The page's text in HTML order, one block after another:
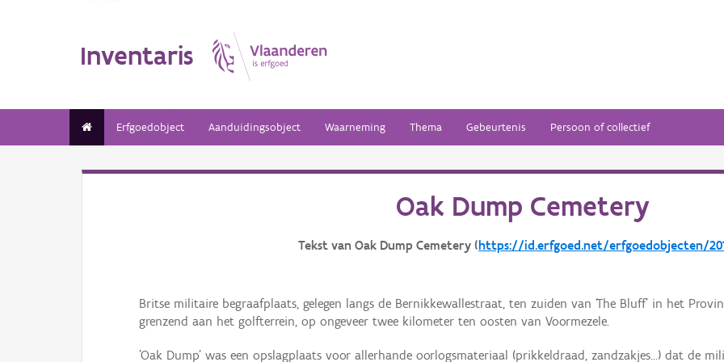
Inventaris
Erfgoedobject Aanduidingsobject Waarneming Thema Gebeurtenis Persoon of collectief
Oak Dump Cemetery
Tekst van Oak Dump Cemetery (https://id.erfgoed.net/erfgoedobjecten/
Britse militaire begraafplaats, gelegen langs de Bernikkewallestraat, ten zuiden van ‘The Bluff’ in het
grenzend aan het golfterrein, op ongeveer twee kilometer ten oosten van Voormezele.
'Oak Dump' was een opslagplaats voor allerhande oorlogsmateriaal (prikkeldraad, zandzakjes...) dat de